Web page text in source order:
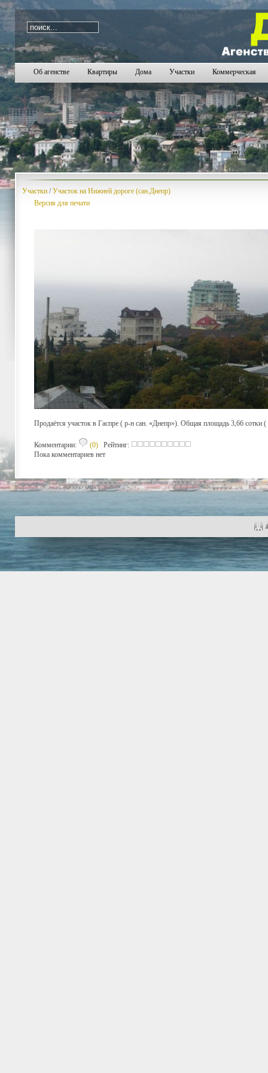
i=642
Об агенстве Квартиры Дома Участки Коммерческая
Участки /Участок на Нижней дороге (сан.Днепр)
Версия для печати
Продаётся участок в Гаспре ( р-н сан. «Днепр»). Общая площадь 3,66 сотки
Комментарии: (0) Рейтинг:
Пока комментариев нет